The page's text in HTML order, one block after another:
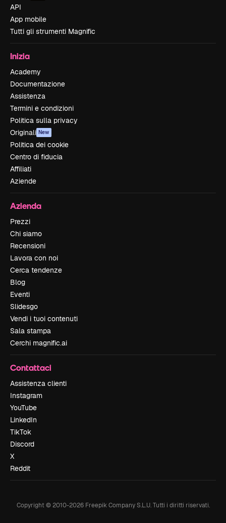
API
App mobile
Tutti gli strumenti Magnific
Inizia
Academy
Documentazione
Assistenza
Termini e condizioni
Politica sulla privacy
Originali New
Politica dei cookie
Centro di fiducia
Affiliati
Aziende
Azienda
Prezzi
Chi siamo
Recensioni
Lavora con noi
Cerca tendenze
Blog
Eventi
Slidesgo
Vendi i tuoi contenuti
Sala stampa
Cerchi magnific.ai
Contattaci
Assistenza clienti
Instagram
YouTube
LinkedIn
TikTok
Discord
X
Reddit
Copyright © 2010-2026Freepik Company S.L.U. Tutti i diritti riservati.